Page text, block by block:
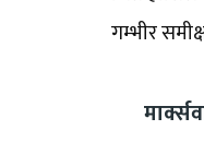
गम्भीर